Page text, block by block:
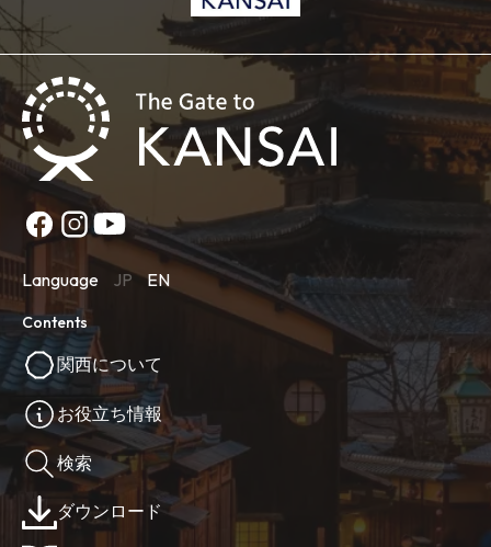
Language JP EN
Contents
関西について
お役立ち情報
検索
ダウンロード